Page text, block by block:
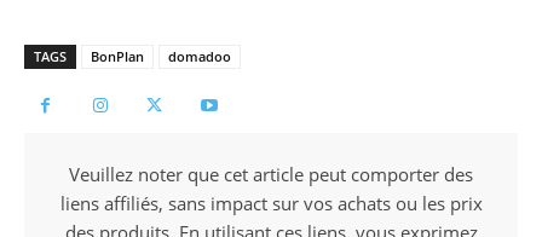
TAGS BonPlan domadoo
Veuillez noter que cet article peut comporter des
liens affiliés, sans impact sur vos achats ou les prix